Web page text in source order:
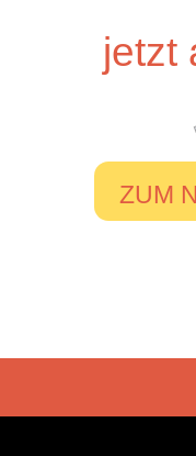
jetzt
ZUM